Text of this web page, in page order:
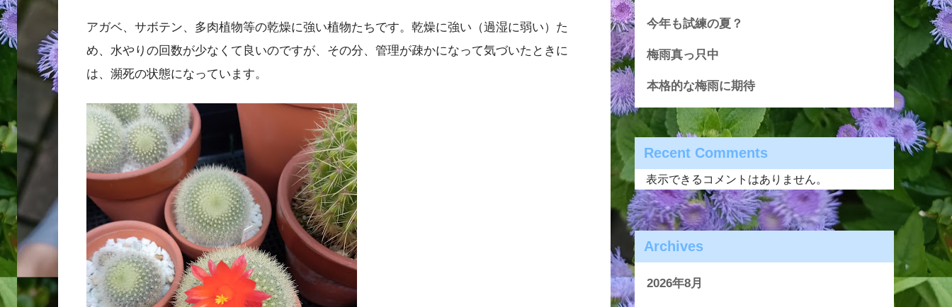
アガベ、サボテン、多肉植物等の乾燥に強い植物たちです。乾燥に強い（過湿に弱い）た
め、水やりの回数が少なくて良いのですが、その分、管理が疎かになって気づいたときに
は、瀕死の状態になっています。
今年も試練の夏？
梅雨真っ只中
本格的な梅雨に期待
Recent Comments
表示できるコメントはありません。
Archives
2026年8月